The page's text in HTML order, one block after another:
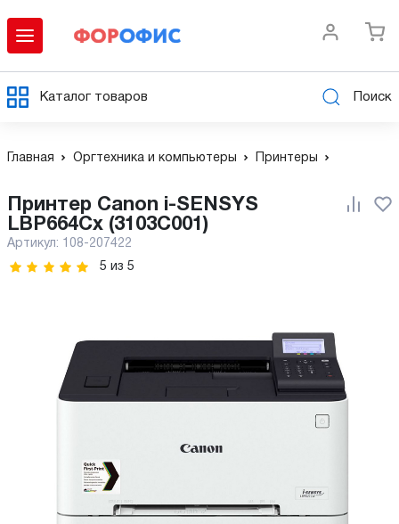
Каталог товаров Поиск
Главная Оргтехника и компьютеры Принтеры
LBP664Cx (3103C001)
Артикул: 108-207422
5 из 5